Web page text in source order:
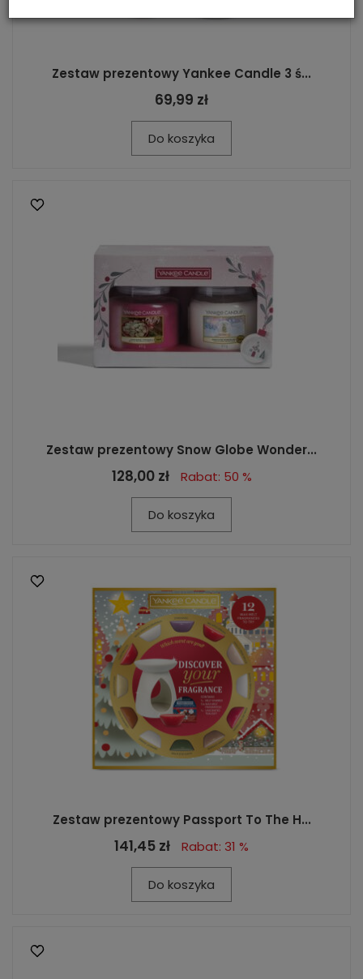
Zestaw prezentowy Yankee Candle 3 ś...
69,99 zł
Do koszyka
Zestaw prezentowy Snow Globe Wonder...
128,00 zł Rabat: 50 %
Do koszyka
Zestaw prezentowy Passport To The H...
141,45 zł Rabat: 31 %
Do koszyka